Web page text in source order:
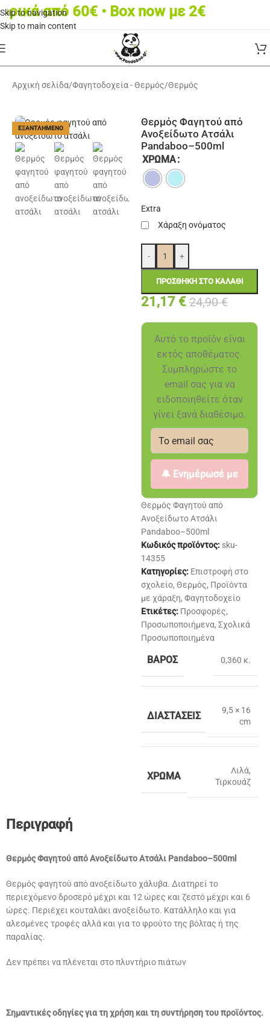
Skip to navigation
Skip to main content
από 60€ • Box now με 2€
Αρχική σελίδα/Φαγητοδοχεία - Θερμός/Θερμός
ΕΞΑΝΤΛΗΜΈΝΟ
Θερμός Φαγητού από
Ανοξείδωτο Ατσάλι
Pandaboo–500ml
ΧΡΏΜΑ
Extra
Χάραξη ονόματος
- +
ΠΡΟΣΘΉΚΗ ΣΤΟ ΚΑΛΆΘΙ
21,17 € 24,90€
Αυτό το προϊόν είναι
εκτός αποθέματος.
Συμπληρώστε το
email σας για να
ειδοποιηθείτε όταν
γίνει ξανά διαθέσιμο.
🔔 Ενημέρωσέ με
Θερμός Φαγητού από
Ανοξείδωτο Ατσάλι
Pandaboo–500ml
Κωδικός προϊόντος: sku-
14355
Κατηγορίες: Επιστροφή στο
σχολείο, Θερμός, Προϊόντα
με χάραξη, Φαγητοδοχείο
Ετικέτες: Προσφορές,
Προσωποποιήμενα, Σχολικά
Προσωποποιημένα
ΒΆΡΟΣ 0,360 κ.
ΔΙΑΣΤΆΣΕΙΣ
9,5 × 16
cm
ΧΡΏΜΑ Λιλά,
Τιρκουάζ
Περιγραφή
Θερμός Φαγητού από Ανοξείδωτο Ατσάλι Pandaboo–500ml
Θερμός φαγητού από ανοξείδωτο χάλυβα. Διατηρεί το
περιεχόμενο δροσερό μέχρι και 12 ώρες και ζεστό μέχρι και 6
ώρες. Περιέχει κουταλάκι ανοξείδωτο. Κατάλληλο και για
αλεσμένες τροφές αλλά και για το φρούτο της βόλτας ή της
παραλίας.
Δεν πρέπει να πλένεται στο πλυντήριο πιάτων
Σημαντικές οδηγίες για τη χρήση και τη συντήρηση του προϊόντος.